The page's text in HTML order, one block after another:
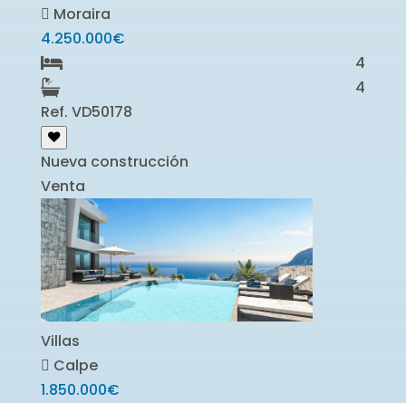
Moraira
4.250.000€
4
4
Ref. VD50178
Nueva construcción
Venta
Villas
Calpe
1.850.000€